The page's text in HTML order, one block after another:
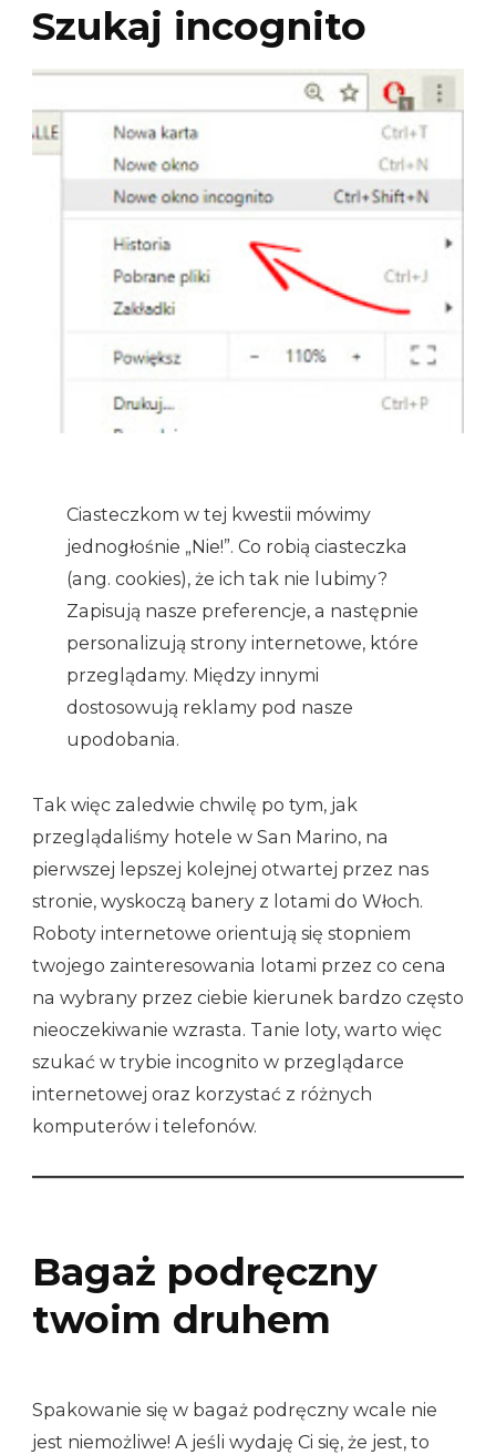
Szukaj incognito
Ciasteczkom w tej kwestii mówimy
jednogłośnie „Nie!”. Co robią ciasteczka
(ang. cookies), że ich tak nie lubimy?
Zapisują nasze preferencje, a następnie
personalizują strony internetowe, które
przeglądamy. Między innymi
dostosowują reklamy pod nasze
upodobania.
Tak więc zaledwie chwilę po tym, jak
przeglądaliśmy hotele w San Marino, na
pierwszej lepszej kolejnej otwartej przez nas
stronie, wyskoczą banery z lotami do Włoch.
Roboty internetowe orientują się stopniem
twojego zainteresowania lotami przez co cena
na wybrany przez ciebie kierunek bardzo często
nieoczekiwanie wzrasta. Tanie loty, warto więc
szukać w trybie incognito w przeglądarce
internetowej oraz korzystać z różnych
komputerów i telefonów.
Bagaż podręczny
twoim druhem
Spakowanie się w bagaż podręczny wcale nie
jest niemożliwe! A jeśli wydaję Ci się, że jest, to